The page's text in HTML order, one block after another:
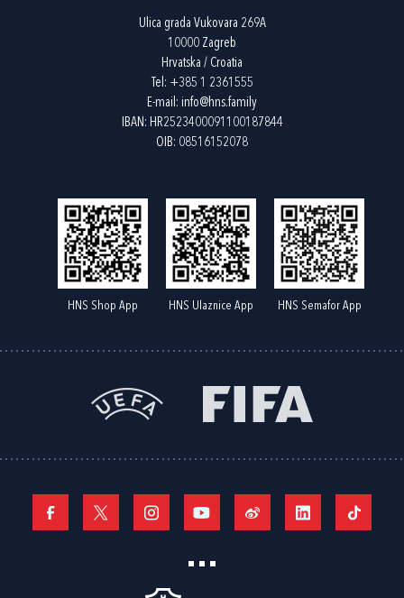
Ulica grada Vukovara 269A
10000 Zagreb
Hrvatska / Croatia
Tel: +385 1 2361555
E-mail: info@hns.family
IBAN: HR2523400091100187844
OIB: 08516152078
HNS Shop App HNS Ulaznice App HNS Semafor App